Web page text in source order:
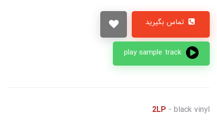
تماس بگیرید
2LP - black vinyl